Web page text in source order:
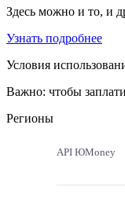
Здесь можно и то, и
Узнать подробнее
Условия
Важно: чтобы
Регионы
API ЮMoney